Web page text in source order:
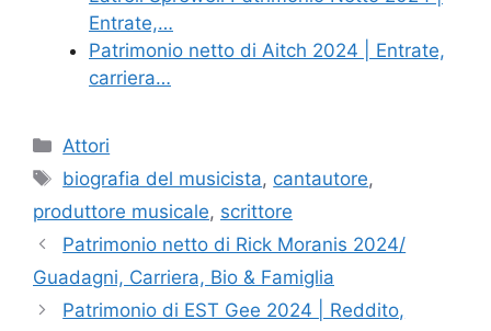
Entrate,…
Patrimonio netto di Aitch 2024 | Entrate,
carriera…
Categories
Attori
Tags
biografia del musicista, cantautore,
produttore musicale, scrittore
Patrimonio netto di Rick Moranis 2024/
Guadagni, Carriera, Bio & Famiglia
Patrimonio di EST Gee 2024 | Reddito,